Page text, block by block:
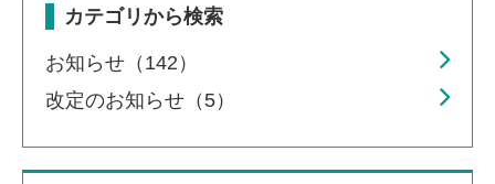
カテゴリから検索
お知らせ（142）
改定のお知らせ（5）